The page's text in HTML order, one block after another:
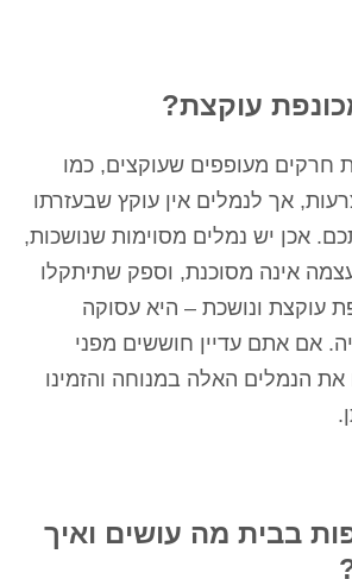
עוקצת?
חרקים מעופפים שעוקצים, כמו
אך לנמלים אין עוקץ שבעזרתו
אכן יש נמלים מסוימות שנושכות,
אינה מסוכנת, וספק שתיתקלו
עוקצת ונושכת – היא עסוקה
אם אתם עדיין חוששים מפני
את הנמלים האלה במנוחה והזמינו
בבית מה עושים ואיך